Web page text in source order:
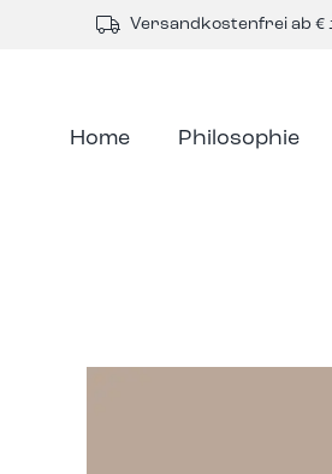
Versandkostenfrei ab €
Home Philosophie